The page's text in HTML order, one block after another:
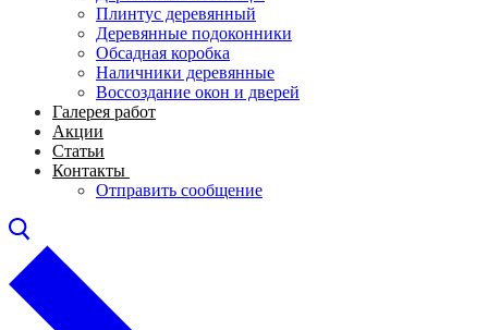
Плинтус деревянный
Деревянные подоконники
Обсадная коробка
Наличники деревянные
Воссоздание окон и дверей
Галерея работ
Акции
Статьи
Контакты
Отправить сообщение